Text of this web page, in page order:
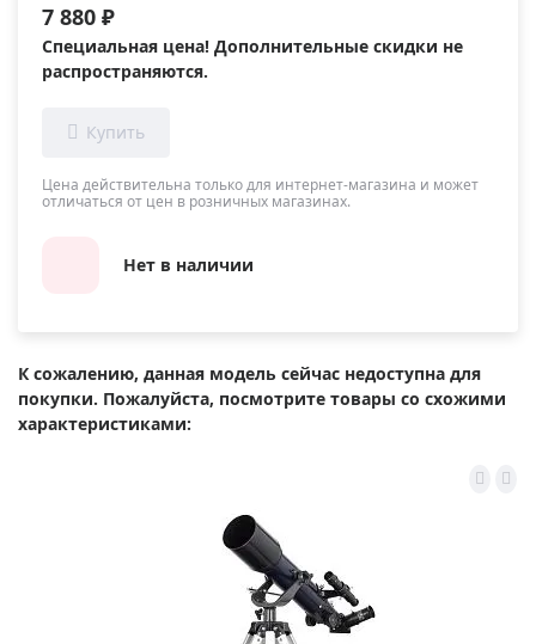
7 880 ₽
Специальная цена! Дополнительные скидки не
распространяются.
Цена действительна только для интернет-магазина и может
отличаться от цен в розничных магазинах.
Нет в наличии
К сожалению, данная модель сейчас недоступна для
покупки. Пожалуйста, посмотрите товары со схожими
характеристиками: